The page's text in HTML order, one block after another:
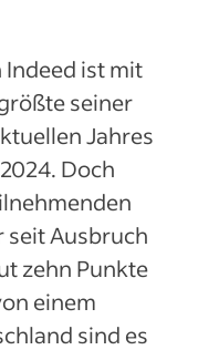
Indeed ist mit
seiner
Jahres
Doch
Ausbruch
zehn Punkte
einem
sind es